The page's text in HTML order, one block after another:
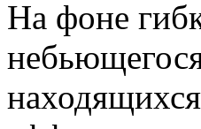
На фоне